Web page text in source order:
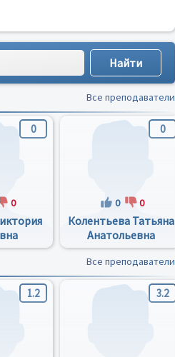
Все преподаватели
0
0
0
0 0
Колентьева Татьяна
Анатольевна
Все преподаватели
1.2 3.2